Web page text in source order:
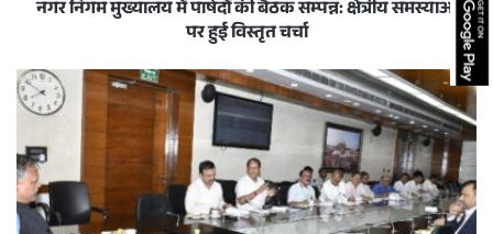
नगर निगम मुख्यालय में पार्षदों की बैठक सम्पन्न: क्षेत्रीय समस्याओं
पर हुई विस्तृत चर्चा